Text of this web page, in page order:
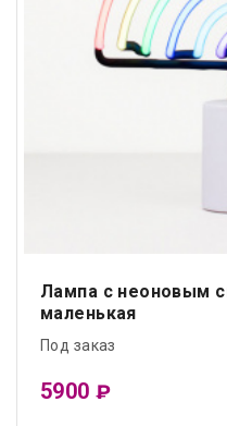
Лампа с неоновым
маленькая
Под заказ
5900₽